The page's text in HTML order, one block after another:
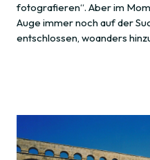
fotografieren“. Aber im
Auge immer noch auf der
entschlossen, woanders